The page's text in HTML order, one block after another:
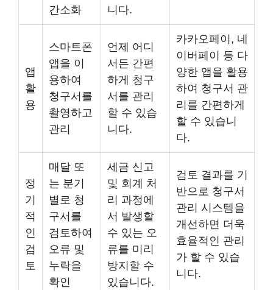
간소화
니다.
앱
활
용
스마트폰
앱을 이
용하여
청구서를
촬영하고
관리
언제 어디
서든 간편
하게 청구
서를 관리
할 수 있습
니다.
카카오페이, 네
이버페이 등 다
양한 앱을 활용
하여 청구서 관
리를 간편하게
할 수 있습니
다.
정
기
적
인
검
토
매달 또
는 분기
별로 청
구서를
검토하여
오류 및
누락을
확인
세금 신고
및 회계 처
리 과정에
서 발생할
수 있는 오
류를 미리
방지할 수
있습니다.
검토 결과를 기
반으로 청구서
관리 시스템을
개선하면 더욱
효율적인 관리
가 할 수 있습
니다.